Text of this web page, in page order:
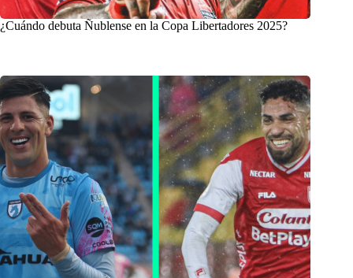
¿Cuándo debuta Ñublense en la Copa Libertadores 2025?